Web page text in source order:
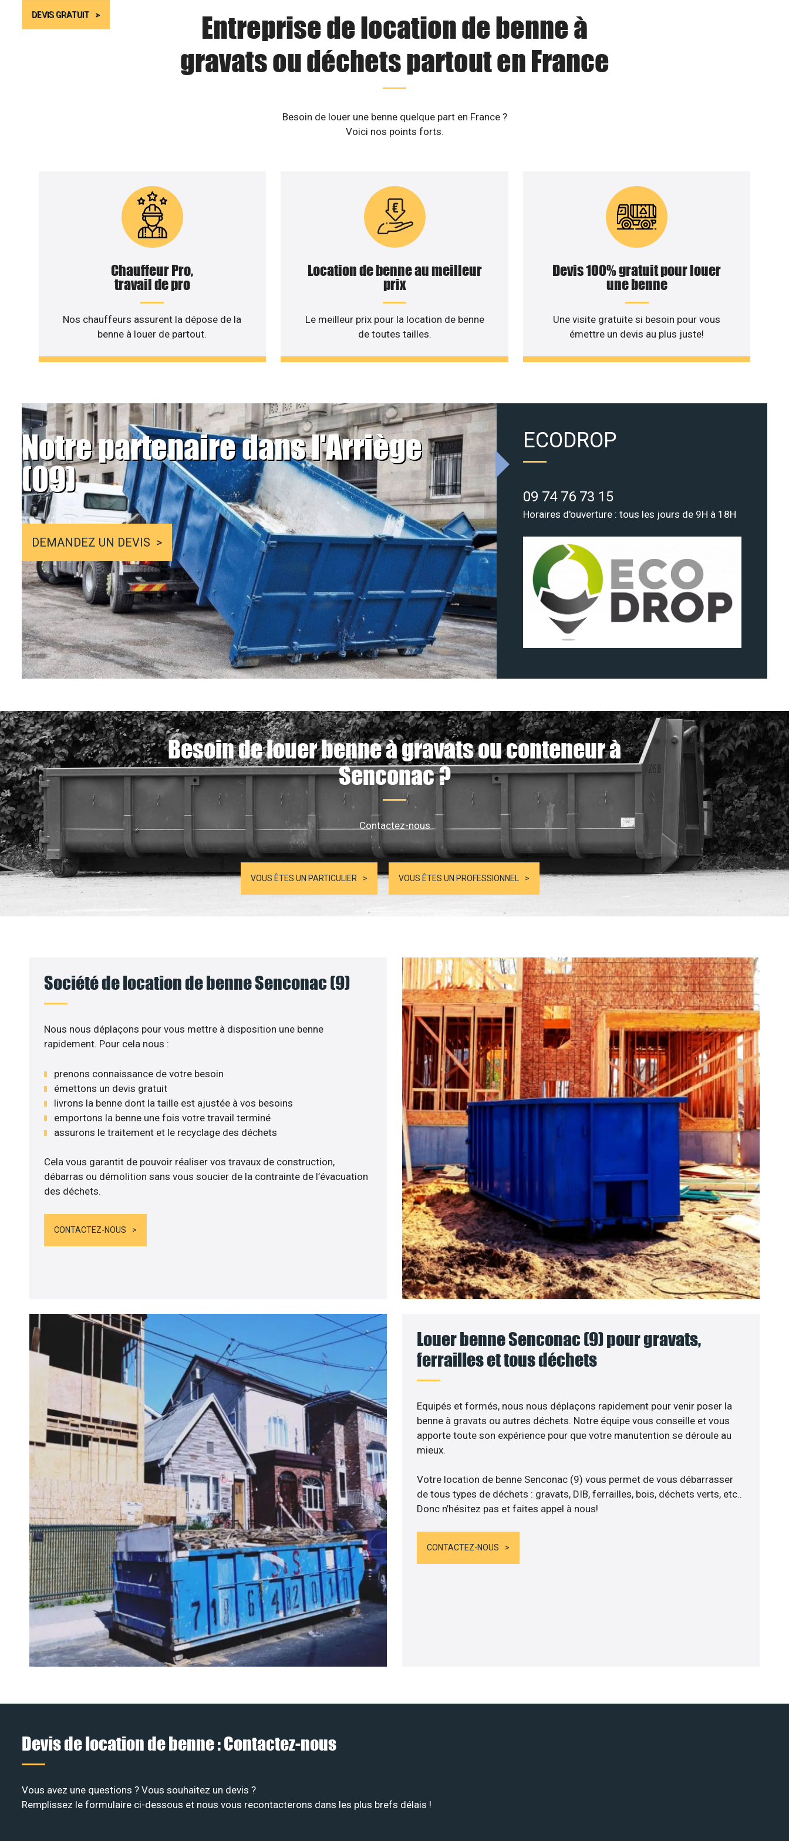
DEVIS GRATUIT
Entreprise de location de benne à
gravats ou déchets partout en France
Besoin de louer une benne quelque part en France ?
Voici nos points forts.
Chauffeur Pro,
travail de pro
Nos chauffeurs assurent la dépose de la
benne à louer de partout.
Location de benne au meilleur
prix
Le meilleur prix pour la location de benne
de toutes tailles.
Devis 100% gratuit pour louer
une benne
Une visite gratuite si besoin pour vous
émettre un devis au plus juste!
Notre partenaire dans l'Arriège
(09)
DEMANDEZ UN DEVIS
ECODROP
09 74 76 73 15
Horaires d'ouverture : tous les jours de 9H à 18H
Besoin de louer benne à gravats ou conteneur à
Senconac ?
Contactez-nous
VOUS ÊTES UN PARTICULIER VOUS ÊTES UN PROFESSIONNEL
Société de location de benne Senconac (9)
Nous nous déplaçons pour vous mettre à disposition une benne
rapidement. Pour cela nous :
prenons connaissance de votre besoin
émettons un devis gratuit
livrons la benne dont la taille est ajustée à vos besoins
emportons la benne une fois votre travail terminé
assurons le traitement et le recyclage des déchets
Cela vous garantit de pouvoir réaliser vos travaux de construction,
débarras ou démolition sans vous soucier de la contrainte de l’évacuation
des déchets.
CONTACTEZ-NOUS
Louer benne Senconac (9) pour gravats,
ferrailles et tous déchets
Equipés et formés, nous nous déplaçons rapidement pour venir poser la
benne à gravats ou autres déchets. Notre équipe vous conseille et vous
apporte toute son expérience pour que votre manutention se déroule au
mieux.
Votre location de benne Senconac (9) vous permet de vous débarrasser
de tous types de déchets : gravats, DIB, ferrailles, bois, déchets verts, etc..
Donc n’hésitez pas et faites appel à nous!
CONTACTEZ-NOUS
Devis de location de benne : Contactez-nous
Vous avez une questions ? Vous souhaitez un devis ?
Remplissez le formulaire ci-dessous et nous vous recontacterons dans les plus brefs délais !